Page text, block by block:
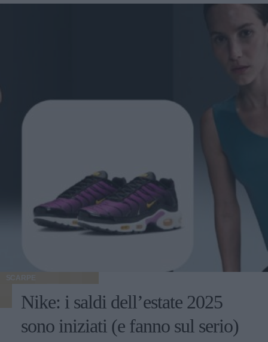
SCARPE
Nike: i saldi dell’estate 2025
sono iniziati (e fanno sul serio)